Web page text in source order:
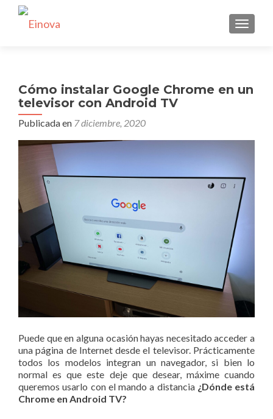
Cómo instalar Google Chrome en un
televisor con Android TV
Publicada en 7 diciembre, 2020
Puede que en alguna ocasión hayas necesitado acceder a
una página de Internet desde el televisor. Prácticamente
todos los modelos integran un navegador, si bien lo
normal es que este deje que desear, máxime cuando
queremos usarlo con el mando a distancia ¿Dónde está
Chrome en Android TV?